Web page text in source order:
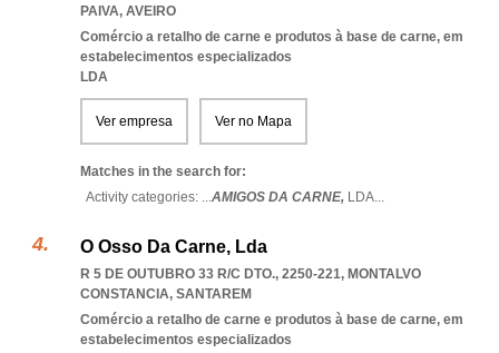
PAIVA, AVEIRO
Comércio a retalho de carne e produtos à base de carne, em
estabelecimentos especializados
LDA
Ver empresa Ver no Mapa
Matches in the search for:
Activity categories: ...AMIGOS DA CARNE, LDA...
O Osso Da Carne, Lda
R 5 DE OUTUBRO 33 R/C DTO., 2250-221, MONTALVO
CONSTANCIA, SANTAREM
Comércio a retalho de carne e produtos à base de carne, em
estabelecimentos especializados